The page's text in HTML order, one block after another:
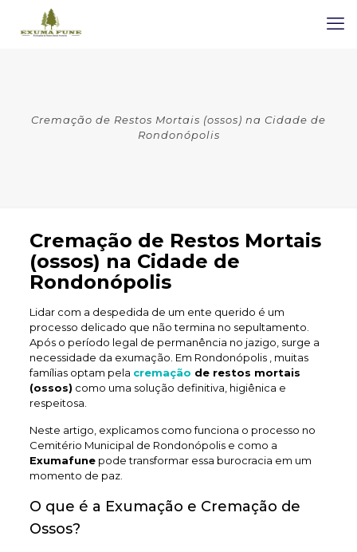
Cremação de Restos Mortais (ossos) na Cidade de
Rondonópolis
Cremação de Restos Mortais
(ossos) na Cidade de
Rondonópolis
Lidar com a despedida de um ente querido é um
processo delicado que não termina no sepultamento.
Após o período legal de permanência no jazigo, surge a
necessidade da exumação. Em Rondonópolis , muitas
famílias optam pela cremação de restos mortais
(ossos) como uma solução definitiva, higiênica e
respeitosa.
Neste artigo, explicamos como funciona o processo no
Cemitério Municipal de Rondonópolis e como a
Exumafunepode transformar essa burocracia em um
momento de paz.
O que é a Exumação e Cremação de
Ossos?